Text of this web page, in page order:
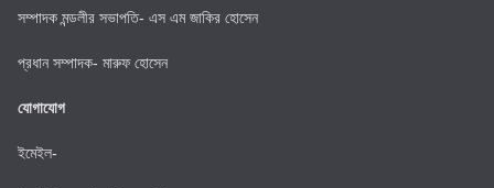
সম্পাদক মন্ডলীর সভাপতি- এস এম জাকির হোসেন
প্রধান সম্পাদক- মারুফ হোসেন
যোগাযোগ
ইমেইল-